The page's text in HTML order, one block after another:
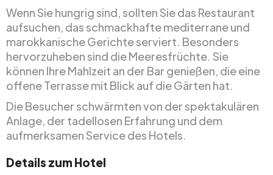
Wenn Sie hungrig sind, sollten Sie das Restaurant
aufsuchen, das schmackhafte mediterrane und
marokkanische Gerichte serviert. Besonders
hervorzuheben sind die Meeresfrüchte. Sie
können Ihre Mahlzeit an der Bar genießen, die eine
offene Terrasse mit Blick auf die Gärten hat.
Die Besucher schwärmten von der spektakulären
Anlage, der tadellosen Erfahrung und dem
aufmerksamen Service des Hotels.
Details zum Hotel